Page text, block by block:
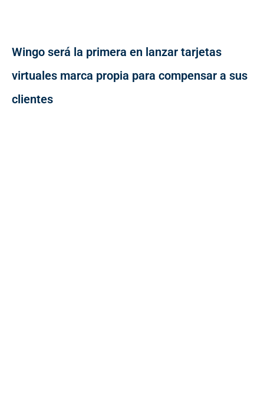
Wingo será la primera en lanzar tarjetas
virtuales marca propia para compensar a sus
clientes